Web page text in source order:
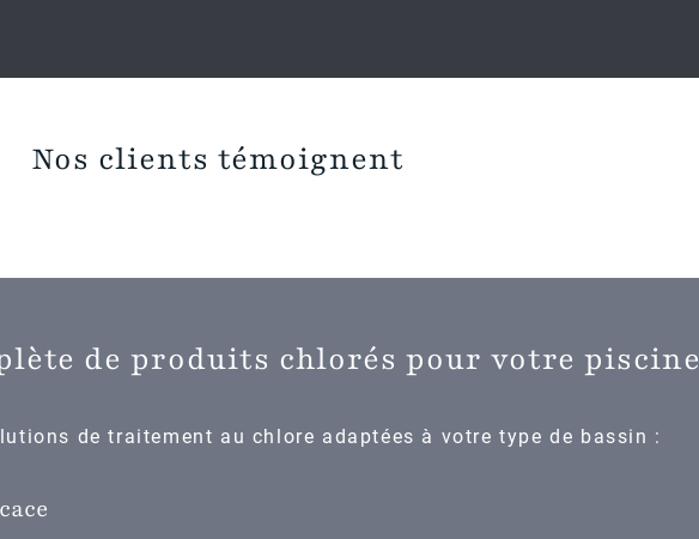
Nos clients témoignent
de produits chlorés pour votre piscine
de traitement au chlore adaptées à votre type de bassin :